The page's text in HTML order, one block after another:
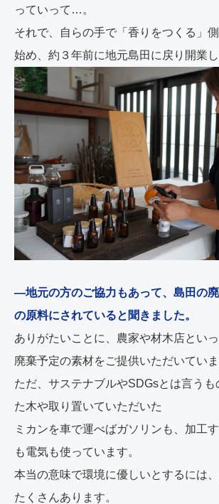
っていって…。
それで、自らの手で「香りをつくる」
始め、約３年前に地元島田に戻り開業し
―地元の方のご協力もあって、島田の
の原料にされていると聞きました。
ありがたいことに、農家や材木店とい
廃棄予定の素材をご提供いただいていま
ただ、サステナブルやSDGsとは言う
た木や取り置いていただいた
ミカンを車で運べばガソリンも、加工
も電気も使っています。
本当の意味で環境に優しいとするには
たくさんあります。